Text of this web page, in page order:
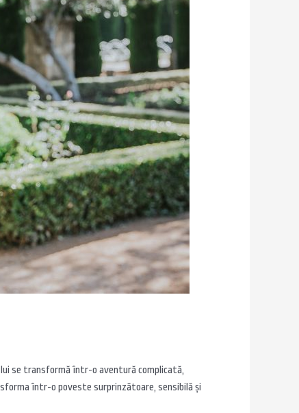
lui se transformă într-o aventură complicată,
într-o poveste surprinzătoare, sensibilă și